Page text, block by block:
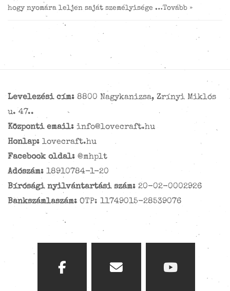
hogy nyomára leljen saját személyisége …Tovább »
Levelezési cím: 8800 Nagykanizsa, Zrínyi Miklós
u. 47..
Központi email: info@lovecraft.hu
Honlap: lovecraft.hu
Facebook oldal: @mhplt
Adószám: 18910784-1-20
Bírósági nyilvántartási szám: 20-02-0002926
Bankszámlaszám: OTP: 11749015-28539076